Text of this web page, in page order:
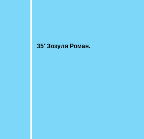
35' Зозуля Роман.